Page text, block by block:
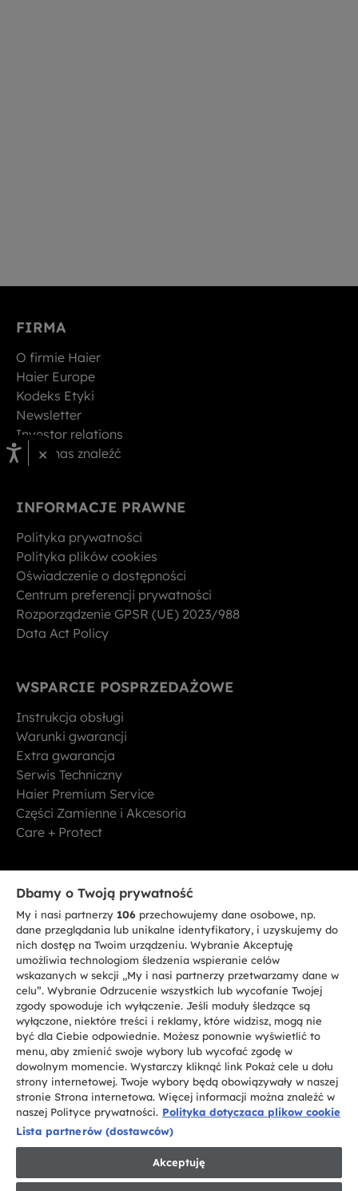
FIRMA
O firmie Haier
Haier Europe
Kodeks Etyki
Newsletter
Investor relations
Gdzie nas znaleźć
INFORMACJE PRAWNE
Polityka prywatności
Polityka plików cookies
Oświadczenie o dostępności
Centrum preferencji prywatności
Rozporządzenie GPSR (UE) 2023/988
Data Act Policy
WSPARCIE POSPRZEDAŻOWE
Instrukcja obsługi
Warunki gwarancji
Extra gwarancja
Serwis Techniczny
Haier Premium Service
Części Zamienne i Akcesoria
Care + Protect
Bądź w kontakcie
ZAREJESTRUJ SIĘ TERAZ
CANDY HOOVER GROUP S.r.I. - jednoosobowa sp. z.o.o. - SIEDZIBA
STATUTOWA: Via Comolli, 57 - 20861 Brugherio (MB) - Włochy -
SIEDZIBY ADMINISTRACYJNE: Via Privata Eden Fumagalli bez
nadanego numeru - 20861 Brugherio (MB) i Via Trento nr 20/A-22 - 20871
Vimercate (MB) - Włochy - Tel.: +39.039.2086.1 - Faks: +39.039.2086.237 -
Kapitał zakładowy 35.000.000,00 € wpłacony w całości - Kod identyfikacji
podatkowej i nr wpisu do Rejestru przedsiębiorstw dla rejonu Mediolan-
Monza-Brianza-Lodi 04666310158 - NIP 00786860965 - Numer wpisu do
Repertorium Ekonomiczno - Administracyjnego REA: MB-1033934 -
Candy S.p.A.
PL / Polski
×
Dbamy o Twoją prywatność
My i nasi partnerzy 106 przechowujemy dane osobowe, np.
dane przeglądania lub unikalne identyfikatory, i uzyskujemy do
nich dostęp na Twoim urządzeniu. Wybranie Akceptuję
umożliwia technologiom śledzenia wspieranie celów
wskazanych w sekcji „My i nasi partnerzy przetwarzamy dane w
celu”. Wybranie Odrzucenie wszystkich lub wycofanie Twojej
zgody spowoduje ich wyłączenie. Jeśli moduły śledzące są
wyłączone, niektóre treści i reklamy, które widzisz, mogą nie
być dla Ciebie odpowiednie. Możesz ponownie wyświetlić to
menu, aby zmienić swoje wybory lub wycofać zgodę w
dowolnym momencie. Wystarczy kliknąć link Pokaż cele u dołu
strony internetowej. Twoje wybory będą obowiązywały w naszej
stronie Strona internetowa. Więcej informacji można znaleźć w
naszej Polityce prywatności. Polityka dotyczaca plikow cookie
Lista partnerów (dostawców)
Akceptuję